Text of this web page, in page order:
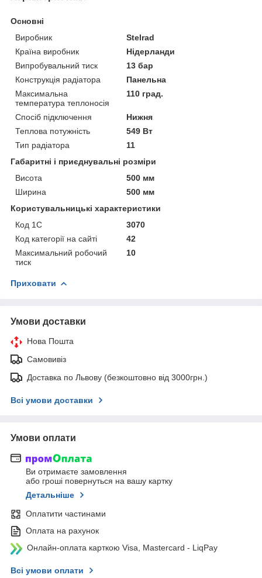
Основні
Виробник
Stelrad
Країна виробник
Нідерланди
Випробувальний тиск
13 бар
Конструкція радіатора
Панельна
Максимальна
температура теплоносія
110 град.
Спосіб підключення
Нижня
Теплова потужність
549 Вт
Тип радіатора
11
Габаритні і приєднувальні розміри
Висота
500 мм
Ширина
500 мм
Користувальницькі характеристики
Код 1С
3070
Код категорії на сайті
42
Максимальний робочий
тиск
10
Приховати
Умови доставки
Нова Пошта
Самовивіз
Доставка по Львову (безкоштовно від 3000грн.)
Всі умови доставки
Умови оплати
Ви отримаєте замовлення
або гроші повернуться на вашу картку
Детальніше
Оплатити частинами
Оплата на рахунок
Онлайн-оплата карткою Visa, Mastercard - LiqPay
Всі умови оплати